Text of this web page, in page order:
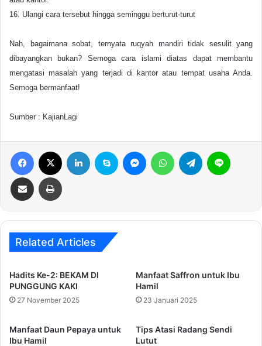
16. Ulangi cara tersebut hingga seminggu berturut-turut
Nah, bagaimana sobat, ternyata ruqyah mandiri tidak sesulit yang
dibayangkan bukan? Semoga cara islami diatas dapat membantu
mengatasi masalah yang terjadi di kantor atau tempat usaha Anda.
Semoga bermanfaat!
Sumber : KajianLagi
Facebook LinkedIn Skype MessengerWhatsAppTelegram
Share via Email Print
Related Articles
Hadits Ke-2: BEKAM DI
PUNGGUNG KAKI
27 November 2025
Manfaat Saffron untuk Ibu
Hamil
23 Januari 2025
Manfaat Daun Pepaya untuk
Ibu Hamil
Tips Atasi Radang Sendi
Lutut